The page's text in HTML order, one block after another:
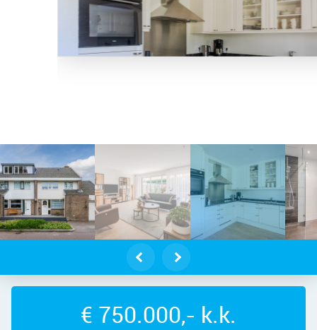
de Zaan – Westerzoom 19,
€ 750.000,- k.k.